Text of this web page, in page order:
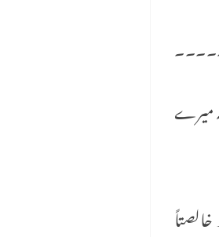
میرے
خالصتاً